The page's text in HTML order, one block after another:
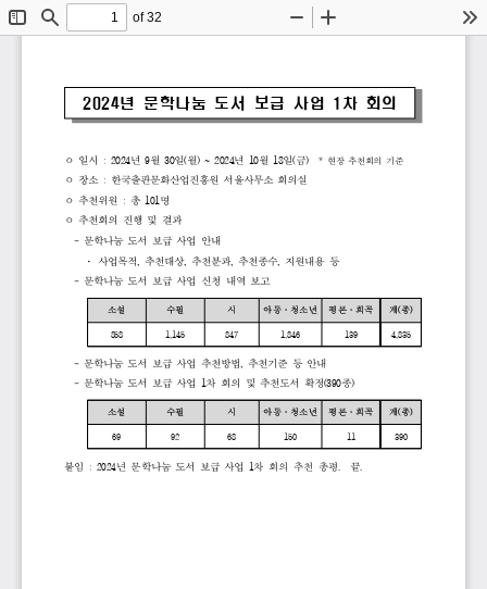
ToggleFind
of 32
Zoom
2024년 문학나눔 도서 보급 사업 1 차 회의
ᄋ 일시 : 2024년 9월 30일(월) ~ 2024년 10월 18일(금) * 현장 추천회의 기준
ᄋ 장소 : 한국출판문화산업진흥원 서울사무소 회의실
ᄋ 추천위원 : 총 101명
ᄋ 추천회의 진행 및 결과
- 문학나눔 도서 보급 사업 안내
· 사업목적, 추천대상, 추천분과, 추천종수, 지원내용 등
- 문학나눔 도서 보급 사업 신청 내역 보고
- 문학나눔 도서 보급 사업 추천방법, 추천기준 등 안내
- 문학나눔 도서 보급 사업 1차 회의 및 추천도서 확정(390종)
붙임 : 2024년 문학나눔 도서 보급 사업 1차 회의 추천 총평. 끝.
소설 수필 시 아동· 청소년 평론· 희곡 계 (종)
858 1,145 847 1,846 139 4,835
소설 수필 시 아동· 청소년 평론· 희곡 계 (종)
69 92 68 150 11 390